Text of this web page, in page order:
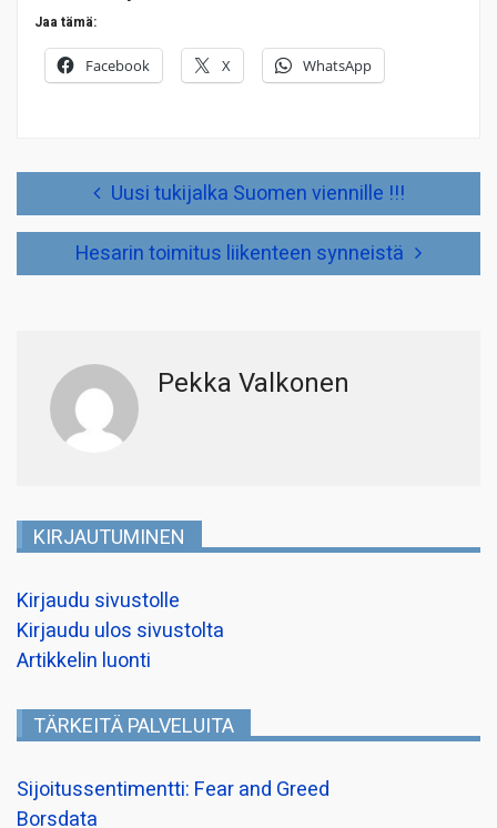
Jaa tämä:
Facebook X WhatsApp
Uusi tukijalka Suomen viennille !!!
Hesarin toimitus liikenteen synneistä
Pekka Valkonen
KIRJAUTUMINEN
Kirjaudu sivustolle
Kirjaudu ulos sivustolta
Artikkelin luonti
TÄRKEITÄ PALVELUITA
Sijoitussentimentti: Fear and Greed
Borsdata